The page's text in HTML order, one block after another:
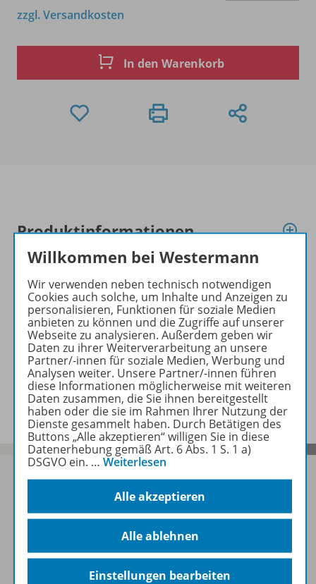
zzgl. Versandkosten
In den Warenkorb
Produktinformationen
Beschreibung
Zugehörige Produkte
Video
Sofort profitieren
Zum Newsletter anmelden
Willkommen bei Westermann
Wir verwenden neben technisch notwendigen
Cookies auch solche, um Inhalte und Anzeigen zu
personalisieren, Funktionen für soziale Medien
anbieten zu können und die Zugriffe auf unserer
Webseite zu analysieren. Außerdem geben wir
Daten zu ihrer Weiterverarbeitung an unsere
Partner/-innen für soziale Medien, Werbung und
Analysen weiter. Unsere Partner/-innen führen
diese Informationen möglicherweise mit weiteren
Daten zusammen, die Sie ihnen bereitgestellt
haben oder die sie im Rahmen Ihrer Nutzung der
Dienste gesammelt haben. Durch Betätigen des
Buttons „Alle akzeptieren“ willigen Sie in diese
Datenerhebung gemäß Art. 6 Abs. 1 S. 1 a)
DSGVO ein. … Weiterlesen
Alle akzeptieren
Alle ablehnen
Einstellungen bearbeiten